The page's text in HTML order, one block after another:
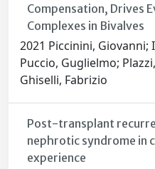
Compensation, Drives
Complexes in Bivalves
2021 Piccinini,
Puccio, Guglielmo;
Ghiselli, Fabrizio
Post-transplant
nephrotic syndrome in
experience